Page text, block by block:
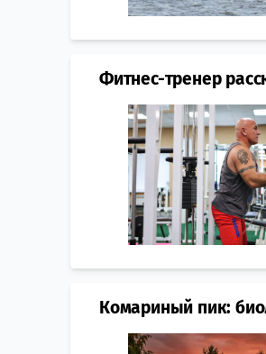
Фитнес-тренер
Комариный пик: